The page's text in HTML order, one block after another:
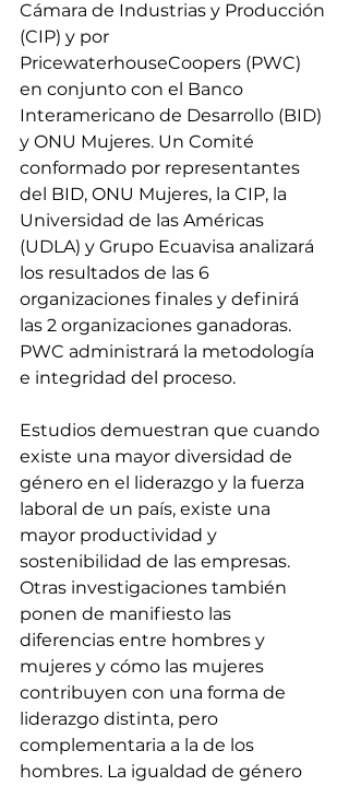
Cámara de Industrias y Producción
(CIP) y por
PricewaterhouseCoopers (PWC)
en conjunto con el Banco
Interamericano de Desarrollo (BID)
y ONU Mujeres. Un Comité
conformado por representantes
del BID, ONU Mujeres, la CIP, la
Universidad de las Américas
(UDLA) y Grupo Ecuavisa analizará
los resultados de las 6
organizaciones finales y definirá
las 2 organizaciones ganadoras.
PWC administrará la metodología
e integridad del proceso.
Estudios demuestran que cuando
existe una mayor diversidad de
género en el liderazgo y la fuerza
laboral de un país, existe una
mayor productividad y
sostenibilidad de las empresas.
Otras investigaciones también
ponen de manifiesto las
diferencias entre hombres y
mujeres y cómo las mujeres
contribuyen con una forma de
liderazgo distinta, pero
complementaria a la de los
hombres. La igualdad de género